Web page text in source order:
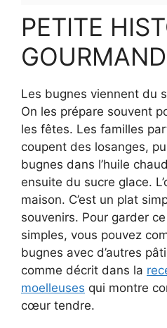
PETITE
Les bugnes viennent du
On les prépare souvent
les fêtes. Les familles
coupent des losanges,
bugnes dans l’huile
ensuite du sucre glace.
maison. C’est un plat
souvenirs. Pour garder
simples, vous pouvez
bugnes avec d’autres
comme décrit dans la
moelleuses qui montre
cœur tendre.